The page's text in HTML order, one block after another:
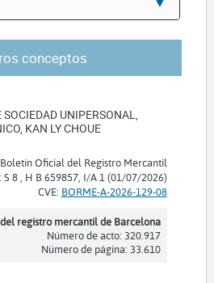
conceptos
UNIPERSONAL,
KAN LY CHOUE
Oficial del Registro Mercantil
S 8 , H B 659857, I/A 1 (01/07/2026)
CVE: BORME-A-2026-129-08
registro mercantil de Barcelona
Número de acto: 320.917
Número de página: 33.610